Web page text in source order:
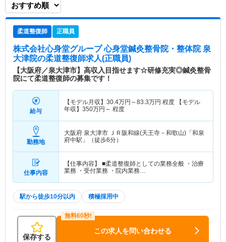
柔道整復師 正職員
株式会社心身堂グループ 心身堂鍼灸整骨院・整体院 泉
大津院の柔道整復師求人(正職員)
【大阪府／泉大津市】高収入目指せます☆研修充実◎鍼灸整骨
院にて柔道整復師の募集です！
給与
【モデル月収】 30.4万円～83.3万円 程度 【モデル
年収】 350万円～ 程度
勤務地
大阪府 泉大津市 ＪＲ阪和線(天王寺－和歌山)「和泉
府中駅」（徒歩6分）
仕事内容
【仕事内容】 ■柔道整復師としての業務全般 ・治療
業務 ・受付業務 ・院内業務…
駅から徒歩10分以内 積極採用中
保存する
この求人を問い合わせる